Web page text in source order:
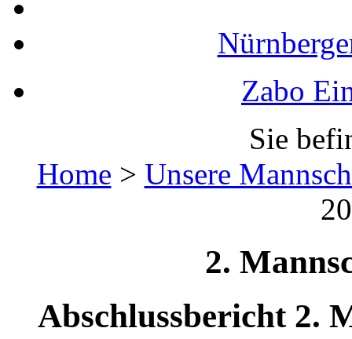
Zabo
Sie
Home > Unsere
2.
Abschlussbericht 2.